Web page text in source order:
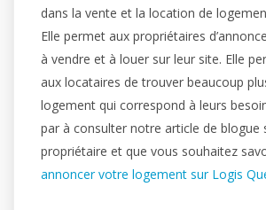
dans la vente et la location de
Elle permet aux propriétaires
à vendre et à louer sur leur site. Elle
aux locataires de trouver beaucoup
logement qui correspond à leurs
par à consulter notre article de blogue
propriétaire et que vous souhaitez
annoncer votre logement sur Logis